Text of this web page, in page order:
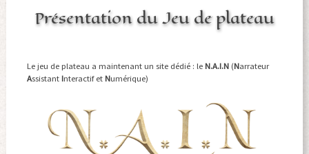
Présentation du Jeu de plateau
Le jeu de plateau a maintenant un site dédié : le N.A.I.N(Narrateur
Assistant Interactif et Numérique)